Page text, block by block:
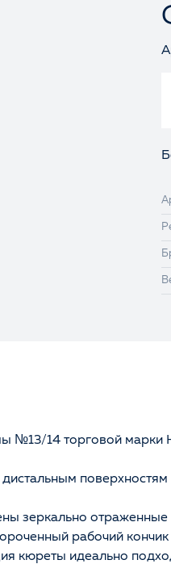
№13/14 торговой марки
зеркально
рабочий
кюреты идеально